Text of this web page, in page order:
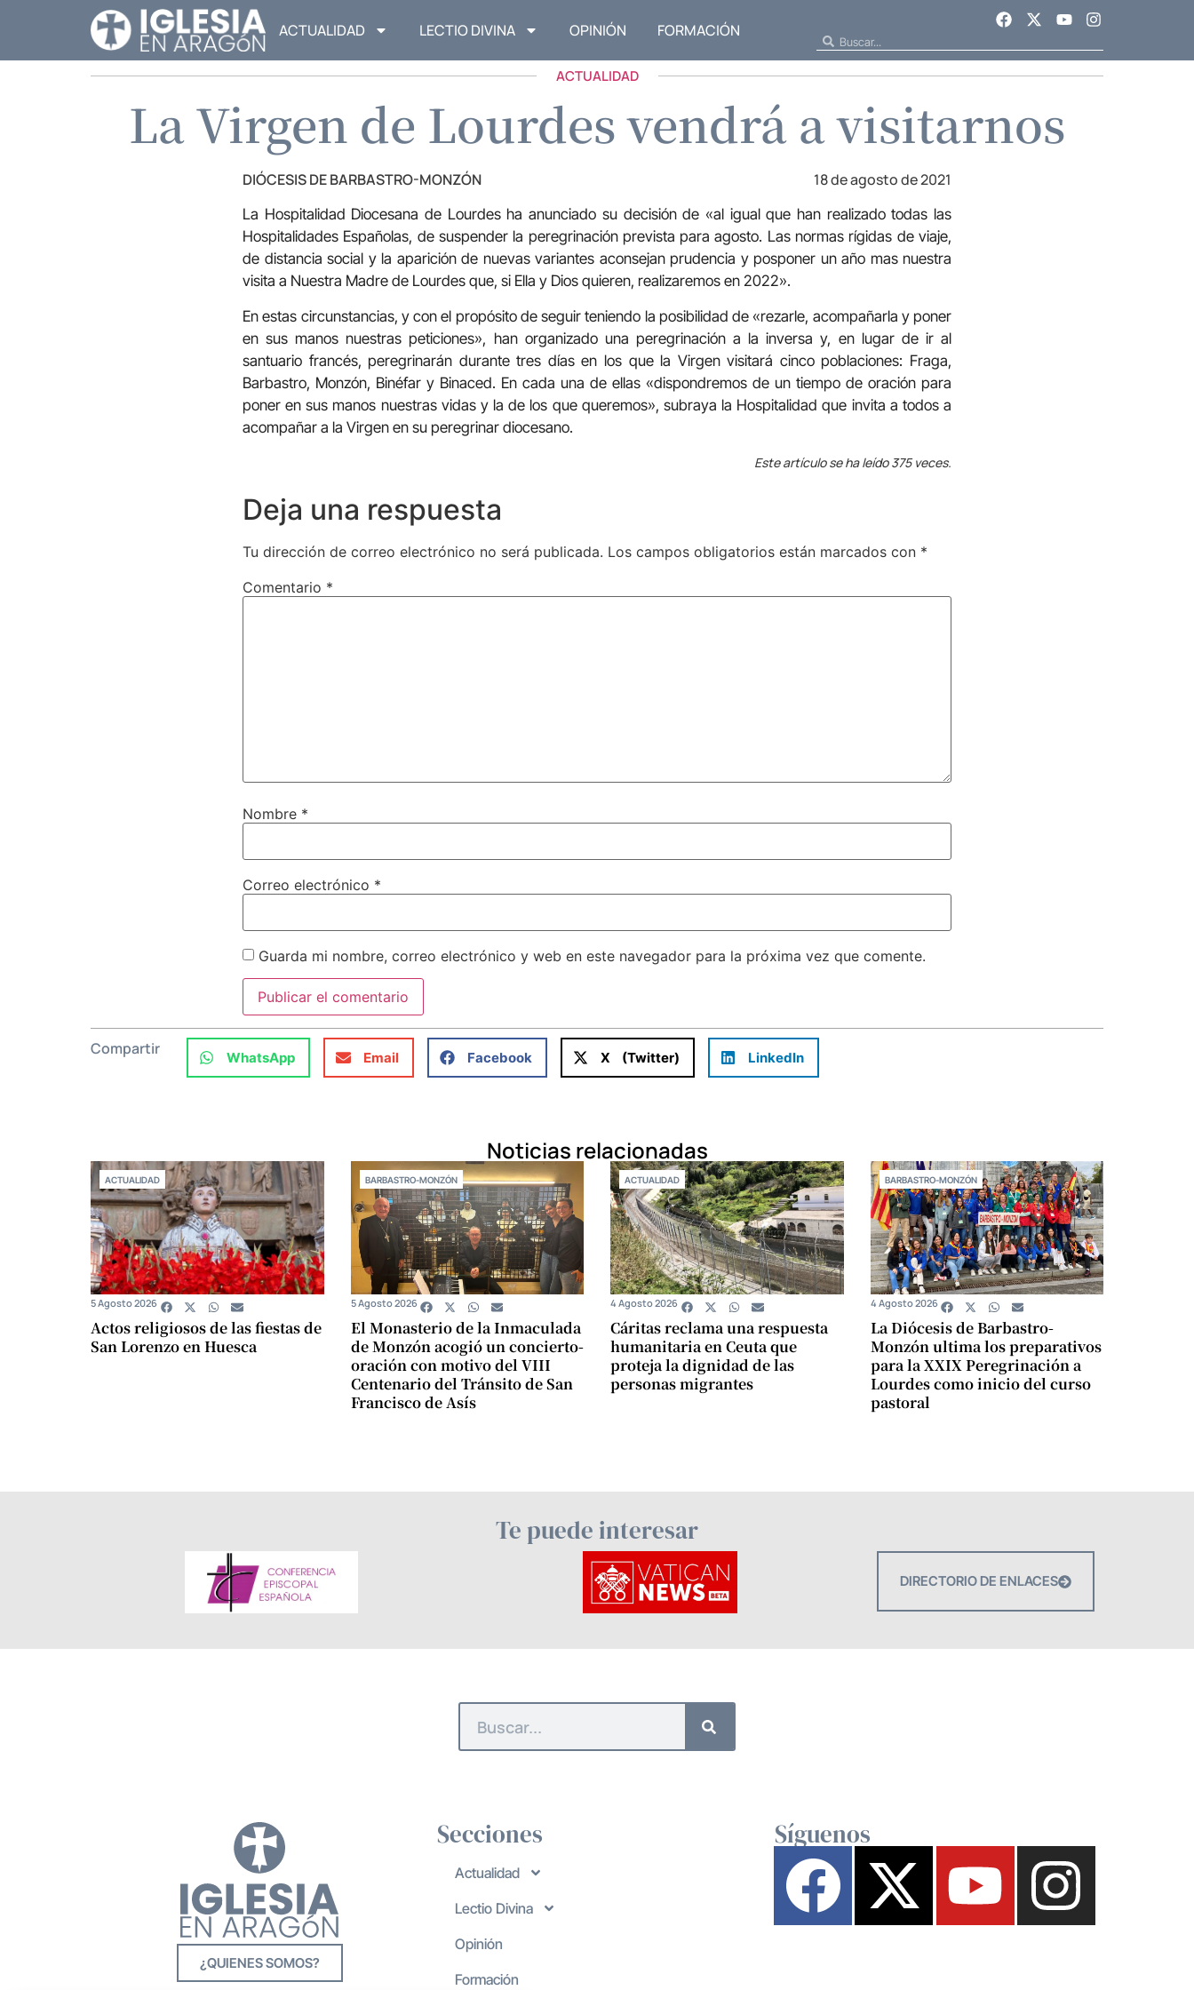
ACTUALIDAD LECTIO DIVINA OPINIÓN FORMACIÓN
ACTUALIDAD
La Virgen de Lourdes vendrá a visitarnos
DIÓCESIS DE BARBASTRO-MONZÓN 18 de agosto de 2021
La Hospitalidad Diocesana de Lourdes ha anunciado su decisión de «al igual que han realizado todas las
Hospitalidades Españolas, de suspender la peregrinación prevista para agosto. Las normas rígidas de viaje,
de distancia social y la aparición de nuevas variantes aconsejan prudencia y posponer un año mas nuestra
visita a Nuestra Madre de Lourdes que, si Ella y Dios quieren, realizaremos en 2022».
En estas circunstancias, y con el propósito de seguir teniendo la posibilidad de «rezarle, acompañarla y poner
en sus manos nuestras peticiones», han organizado una peregrinación a la inversa y, en lugar de ir al
santuario francés, peregrinarán durante tres días en los que la Virgen visitará cinco poblaciones: Fraga,
Barbastro, Monzón, Binéfar y Binaced. En cada una de ellas «dispondremos de un tiempo de oración para
poner en sus manos nuestras vidas y la de los que queremos», subraya la Hospitalidad que invita a todos a
acompañar a la Virgen en su peregrinar diocesano.
Este artículo se ha leído 375 veces.
Deja una respuesta
Tu dirección de correo electrónico no será publicada. Los campos obligatorios están marcados con *
Comentario *
Nombre *
Correo electrónico *
Guarda mi nombre, correo electrónico y web en este navegador para la próxima vez que comente.
Compartir WhatsApp Email Facebook X (Twitter) LinkedIn
Noticias relacionadas
ACTUALIDAD
Actos religiosos de las fiestas de
San Lorenzo en Huesca
5 Agosto 2026
BARBASTRO-MONZÓN
El Monasterio de la Inmaculada
de Monzón acogió un concierto-
oración con motivo del VIII
Centenario del Tránsito de San
Francisco de Asís
5 Agosto 2026
ACTUALIDAD
Cáritas reclama una respuesta
humanitaria en Ceuta que
proteja la dignidad de las
personas migrantes
4 Agosto 2026
BARBASTRO-MONZÓN
La Diócesis de Barbastro-
Monzón ultima los preparativos
para la XXIX Peregrinación a
Lourdes como inicio del curso
pastoral
4 Agosto 2026
Te puede interesar
DIRECTORIO DE ENLACES
¿QUIENES SOMOS?
Secciones
Actualidad
Lectio Divina
Opinión
Formación
Síguenos